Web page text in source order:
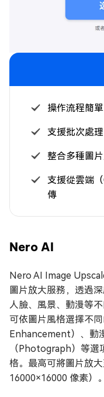
操作流程簡
支援批次處
整合多種圖
支援從雲端
傳
Nero AI
Nero AI Image
圖片放大服務，透過
人臉、風景、動漫等
可依圖片風格選擇不
Enhancement）、動
（Photograph）等選
格。最高可將圖片放
16000×16000 像素）。